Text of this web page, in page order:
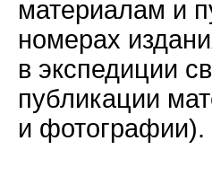
материалам и
номерах
в экспедиции
публикации
и фотографии).